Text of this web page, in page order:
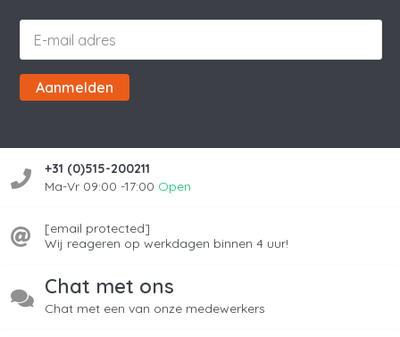
Aanmelden
+31 (0)515-200211
Ma-Vr 09:00 -17:00 Open
[email protected]
Wij reageren op werkdagen binnen 4 uur!
Chat met ons
Chat met een van onze medewerkers